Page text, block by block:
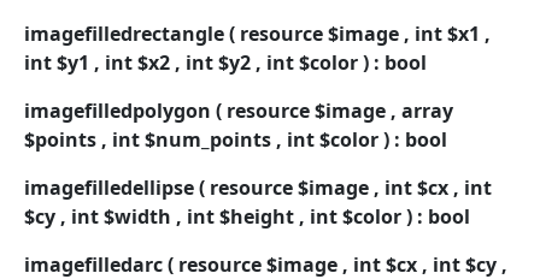
imagefilledrectangle ( resource $image , int $x1 ,
int $y1 , int $x2 , int $y2 , int $color ) : bool
imagefilledpolygon ( resource $image , array
$points , int $num_points , int $color ) : bool
imagefilledellipse ( resource $image , int $cx , int
$cy , int $width , int $height , int $color ) : bool
imagefilledarc ( resource $image , int $cx , int $cy ,